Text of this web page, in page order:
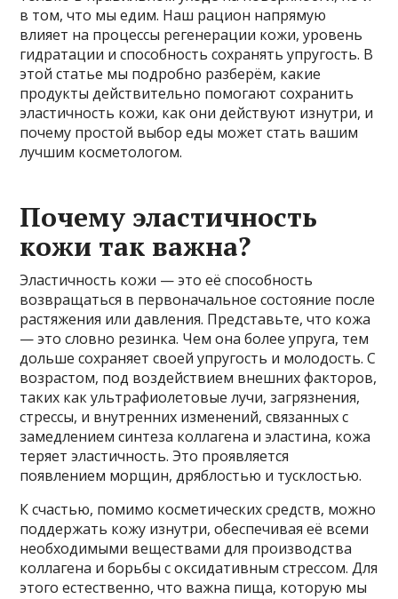
в том, что мы едим. Наш рацион напрямую
влияет на процессы регенерации кожи, уровень
гидратации и способность сохранять упругость. В
этой статье мы подробно разберём, какие
продукты действительно помогают сохранить
эластичность кожи, как они действуют изнутри, и
почему простой выбор еды может стать вашим
лучшим косметологом.
Почему эластичность
кожи так важна?
Эластичность кожи — это её способность
возвращаться в первоначальное состояние после
растяжения или давления. Представьте, что кожа
— это словно резинка. Чем она более упруга, тем
дольше сохраняет своей упругость и молодость. С
возрастом, под воздействием внешних факторов,
таких как ультрафиолетовые лучи, загрязнения,
стрессы, и внутренних изменений, связанных с
замедлением синтеза коллагена и эластина, кожа
теряет эластичность. Это проявляется
появлением морщин, дряблостью и тусклостью.
К счастью, помимо косметических средств, можно
поддержать кожу изнутри, обеспечивая её всеми
необходимыми веществами для производства
коллагена и борьбы с оксидативным стрессом. Для
этого естественно, что важна пища, которую мы